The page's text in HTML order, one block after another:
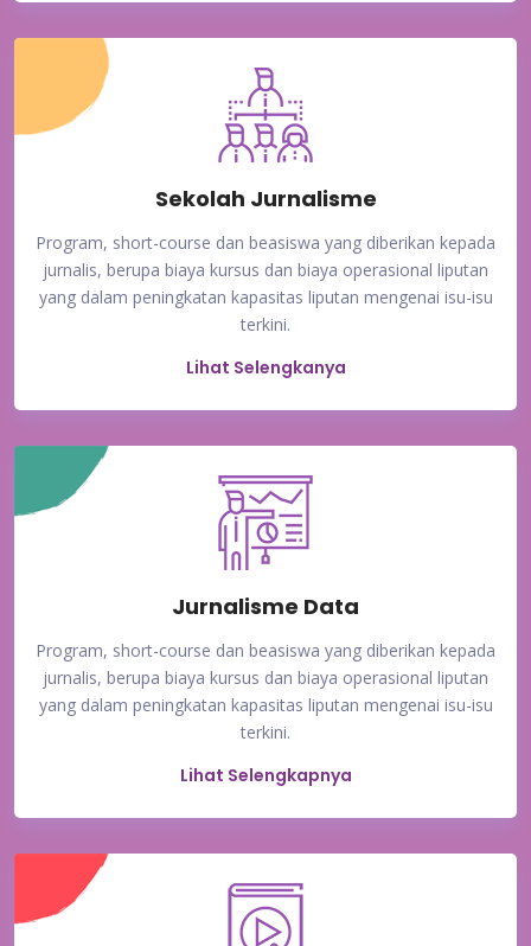
Sekolah Jurnalisme
Program, short-course dan beasiswa yang diberikan kepada
jurnalis, berupa biaya kursus dan biaya operasional liputan
yang dalam peningkatan kapasitas liputan mengenai isu-isu
terkini.
Lihat Selengkanya
Jurnalisme Data
Program, short-course dan beasiswa yang diberikan kepada
jurnalis, berupa biaya kursus dan biaya operasional liputan
yang dalam peningkatan kapasitas liputan mengenai isu-isu
terkini.
Lihat Selengkapnya